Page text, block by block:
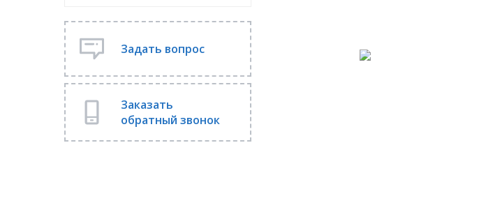
Задать вопрос
Заказать
обратный звонок